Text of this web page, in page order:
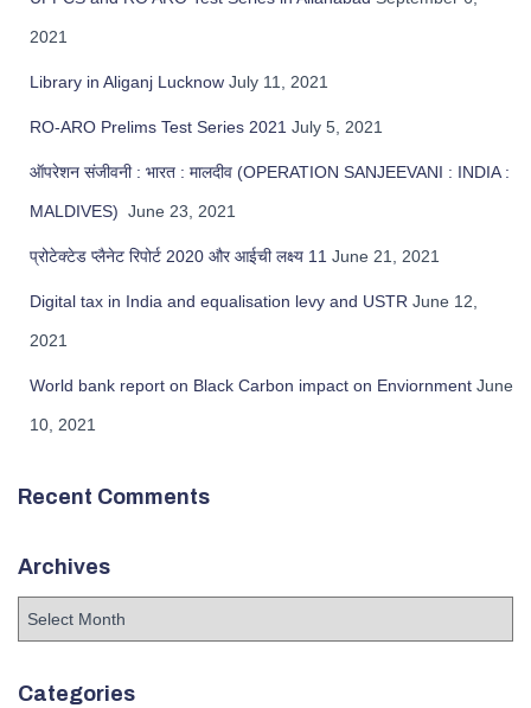
2021
Library in Aliganj Lucknow July 11, 2021
RO-ARO Prelims Test Series 2021 July 5, 2021
ऑपरेशन संजीवनी : भारत : मालदीव (OPERATION SANJEEVANI : INDIA :
MALDIVES) June 23, 2021
प्रोटेक्टेड प्लैनेट रिपोर्ट 2020 और आईची लक्ष्य 11 June 21, 2021
Digital tax in India and equalisation levy and USTR June 12,
2021
World bank report on Black Carbon impact on Enviornment June
10, 2021
Recent Comments
Archives
h
Categories